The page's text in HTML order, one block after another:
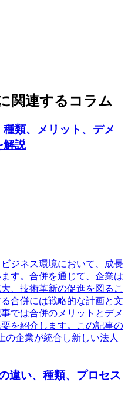
関連するコラム
類、メリット、デメ
解説
ジネス環境において、成長
す。合併を通じて、企業は
、技術革新の促進を図るこ
合併には戦略的な計画と文
では合併のメリットとデメ
を紹介します。この記事の
の企業が統合し新しい法人
違い、種類、プロセス